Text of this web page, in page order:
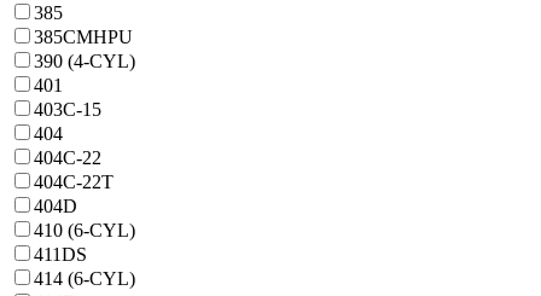
385
385CMHPU
390 (4-CYL)
401
403C-15
404
404C-22
404C-22T
404D
410 (6-CYL)
411DS
414 (6-CYL)